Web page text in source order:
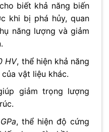
biết khả năng biến
khi bị phá hủy, quan
năng lượng và giảm
HV, thể hiện khả năng
vật liệu khác.
giảm trọng lượng
, thể hiện độ cứng